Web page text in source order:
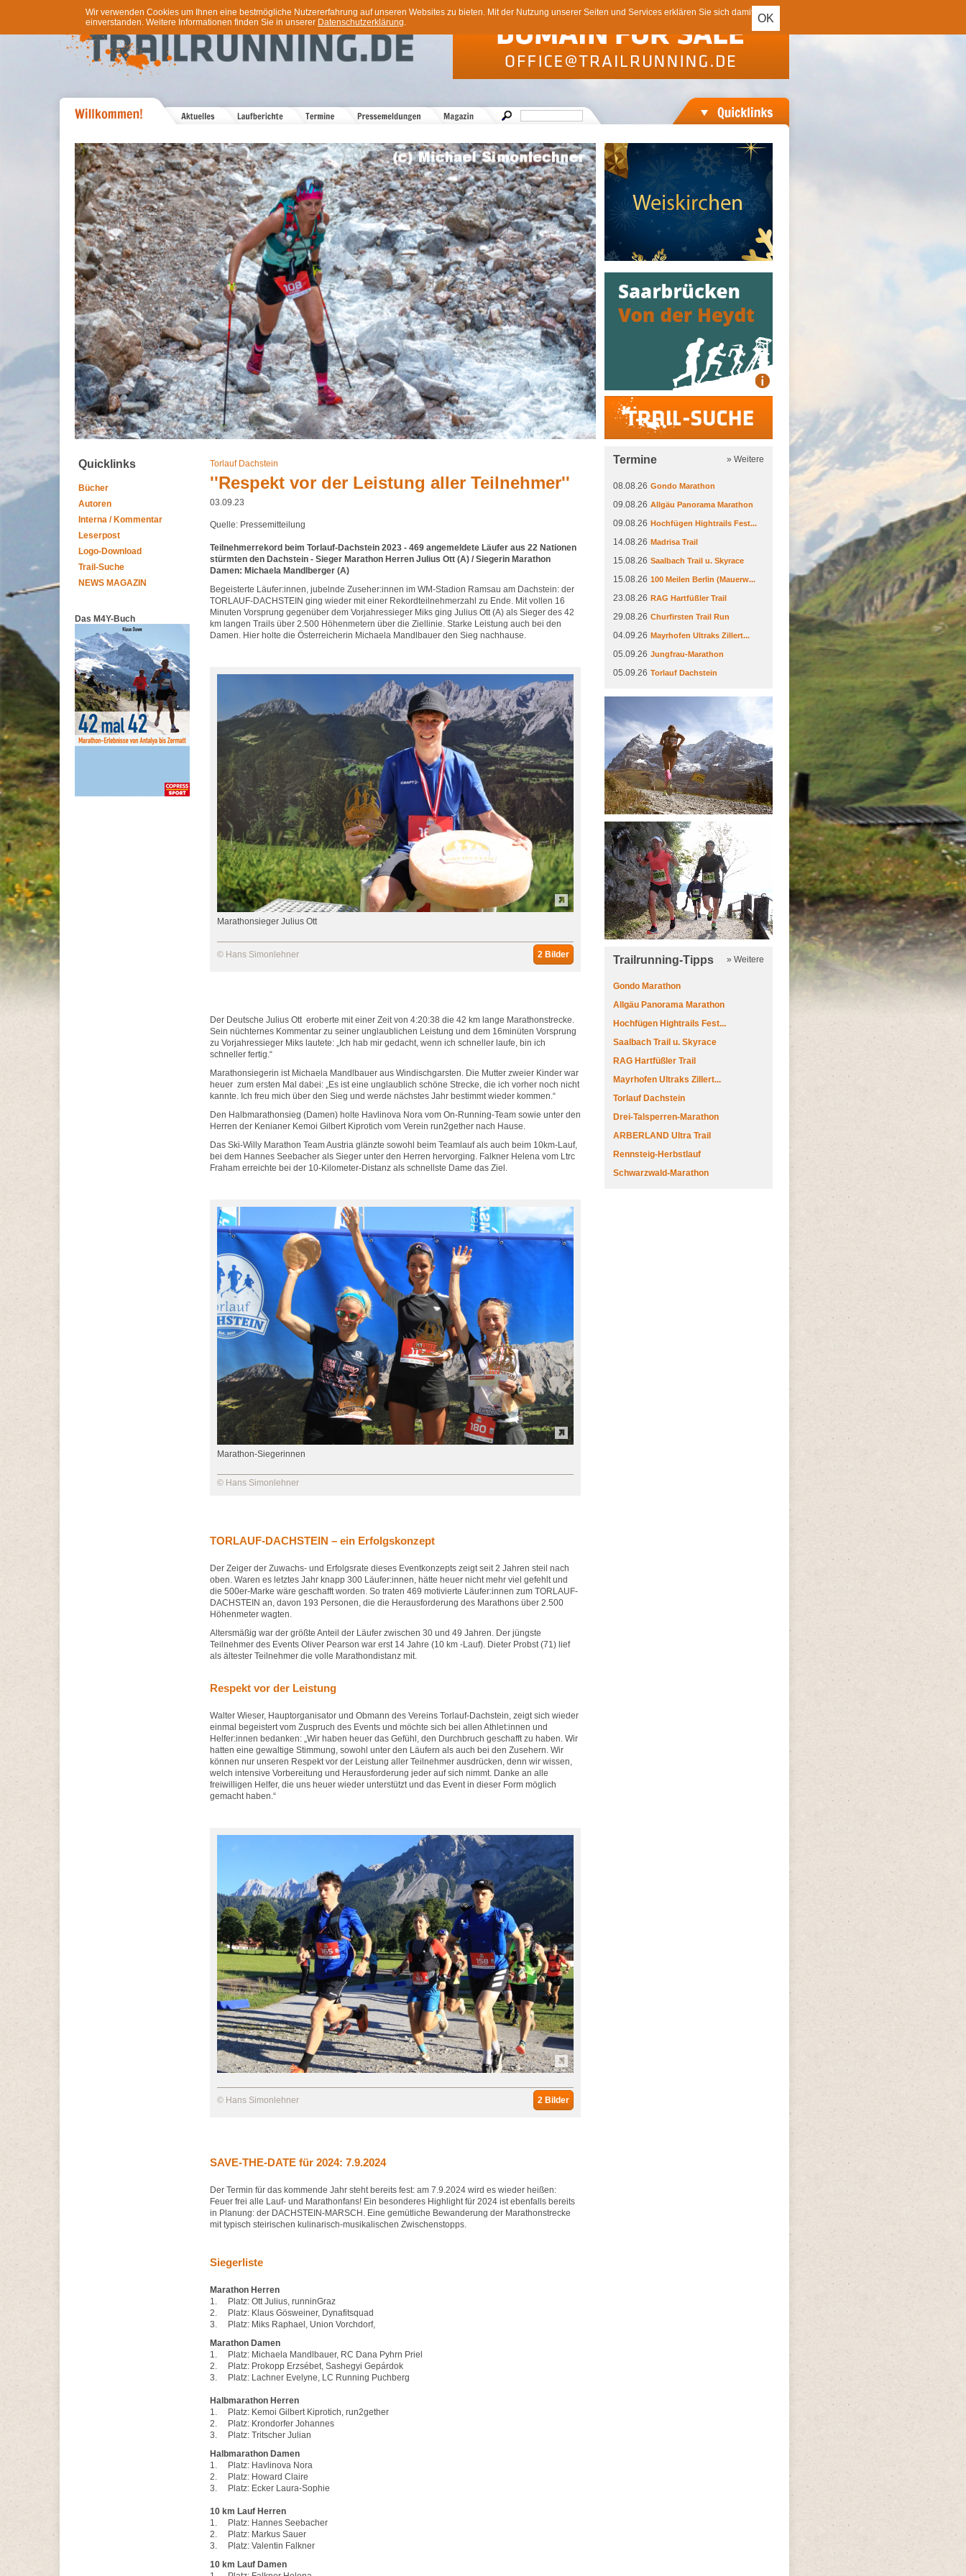
OK
Wir verwenden Cookies um Ihnen eine bestmögliche Nutzererfahrung auf unseren Websites zu bieten. Mit der Nutzung unserer Seiten und Services erklären Sie sich damit
einverstanden. Weitere Informationen finden Sie in unserer Datenschutzerklärung.
Quicklinks
Bücher
Autoren
Interna / Kommentar
Leserpost
Logo-Download
Trail-Suche
NEWS MAGAZIN
Das M4Y-Buch
Torlauf Dachstein
''Respekt vor der Leistung aller Teilnehmer''
03.09.23
Quelle: Pressemitteilung
Teilnehmerrekord beim Torlauf-Dachstein 2023 - 469 angemeldete Läufer aus 22 Nationen
stürmten den Dachstein - Sieger Marathon Herren Julius Ott (A) / Siegerin Marathon
Damen: Michaela Mandlberger (A)
Begeisterte Läufer:innen, jubelnde Zuseher:innen im WM-Stadion Ramsau am Dachstein: der
TORLAUF-DACHSTEIN ging wieder mit einer Rekordteilnehmerzahl zu Ende. Mit vollen 16
Minuten Vorsprung gegenüber dem Vorjahressieger Miks ging Julius Ott (A) als Sieger des 42
km langen Trails über 2.500 Höhenmetern über die Ziellinie. Starke Leistung auch bei den
Damen. Hier holte die Österreicherin Michaela Mandlbauer den Sieg nachhause.
Marathonsieger Julius Ott
© Hans Simonlehner 2 Bilder
Der Deutsche Julius Ott eroberte mit einer Zeit von 4:20:38 die 42 km lange Marathonstrecke.
Sein nüchternes Kommentar zu seiner unglaublichen Leistung und dem 16minüten Vorsprung
zu Vorjahressieger Miks lautete: „Ich hab mir gedacht, wenn ich schneller laufe, bin ich
schneller fertig.“
Marathonsiegerin ist Michaela Mandlbauer aus Windischgarsten. Die Mutter zweier Kinder war
heuer zum ersten Mal dabei: „Es ist eine unglaublich schöne Strecke, die ich vorher noch nicht
kannte. Ich freu mich über den Sieg und werde nächstes Jahr bestimmt wieder kommen.“
Den Halbmarathonsieg (Damen) holte Havlinova Nora vom On-Running-Team sowie unter den
Herren der Kenianer Kemoi Gilbert Kiprotich vom Verein run2gether nach Hause.
Das Ski-Willy Marathon Team Austria glänzte sowohl beim Teamlauf als auch beim 10km-Lauf,
bei dem Hannes Seebacher als Sieger unter den Herren hervorging. Falkner Helena vom Ltrc
Fraham erreichte bei der 10-Kilometer-Distanz als schnellste Dame das Ziel.
Marathon-Siegerinnen
© Hans Simonlehner
TORLAUF-DACHSTEIN – ein Erfolgskonzept
Der Zeiger der Zuwachs- und Erfolgsrate dieses Eventkonzepts zeigt seit 2 Jahren steil nach
oben. Waren es letztes Jahr knapp 300 Läufer:innen, hätte heuer nicht mehr viel gefehlt und
die 500er-Marke wäre geschafft worden. So traten 469 motivierte Läufer:innen zum TORLAUF-
DACHSTEIN an, davon 193 Personen, die die Herausforderung des Marathons über 2.500
Höhenmeter wagten.
Altersmäßig war der größte Anteil der Läufer zwischen 30 und 49 Jahren. Der jüngste
Teilnehmer des Events Oliver Pearson war erst 14 Jahre (10 km -Lauf). Dieter Probst (71) lief
als ältester Teilnehmer die volle Marathondistanz mit.
Respekt vor der Leistung
Walter Wieser, Hauptorganisator und Obmann des Vereins Torlauf-Dachstein, zeigt sich wieder
einmal begeistert vom Zuspruch des Events und möchte sich bei allen Athlet:innen und
Helfer:innen bedanken: „Wir haben heuer das Gefühl, den Durchbruch geschafft zu haben. Wir
hatten eine gewaltige Stimmung, sowohl unter den Läufern als auch bei den Zusehern. Wir
können nur unseren Respekt vor der Leistung aller Teilnehmer ausdrücken, denn wir wissen,
welch intensive Vorbereitung und Herausforderung jeder auf sich nimmt. Danke an alle
freiwilligen Helfer, die uns heuer wieder unterstützt und das Event in dieser Form möglich
gemacht haben.“
© Hans Simonlehner 2 Bilder
SAVE-THE-DATE für 2024: 7.9.2024
Der Termin für das kommende Jahr steht bereits fest: am 7.9.2024 wird es wieder heißen:
Feuer frei alle Lauf- und Marathonfans! Ein besonderes Highlight für 2024 ist ebenfalls bereits
in Planung: der DACHSTEIN-MARSCH. Eine gemütliche Bewanderung der Marathonstrecke
mit typisch steirischen kulinarisch-musikalischen Zwischenstopps.
Siegerliste
Marathon Herren
1. Platz: Ott Julius, runninGraz
2. Platz: Klaus Gösweiner, Dynafitsquad
3. Platz: Miks Raphael, Union Vorchdorf,
Marathon Damen
1. Platz: Michaela Mandlbauer, RC Dana Pyhrn Priel
2. Platz: Prokopp Erzsébet, Sashegyi Gepárdok
3. Platz: Lachner Evelyne, LC Running Puchberg
Halbmarathon Herren
1. Platz: Kemoi Gilbert Kiprotich, run2gether
2. Platz: Krondorfer Johannes
3. Platz: Tritscher Julian
Halbmarathon Damen
1. Platz: Havlinova Nora
2. Platz: Howard Claire
3. Platz: Ecker Laura-Sophie
10 km Lauf Herren
1. Platz: Hannes Seebacher
2. Platz: Markus Sauer
3. Platz: Valentin Falkner
10 km Lauf Damen
Termine » Weitere
08.08.26 Gondo Marathon
09.08.26 Allgäu Panorama Marathon
09.08.26 Hochfügen Hightrails Fest...
14.08.26 Madrisa Trail
15.08.26 Saalbach Trail u. Skyrace
15.08.26 100 Meilen Berlin (Mauerw...
23.08.26 RAG Hartfüßler Trail
29.08.26 Churfirsten Trail Run
04.09.26 Mayrhofen Ultraks Zillert...
05.09.26 Jungfrau-Marathon
05.09.26 Torlauf Dachstein
Trailrunning-Tipps » Weitere
Gondo Marathon
Allgäu Panorama Marathon
Hochfügen Hightrails Fest...
Saalbach Trail u. Skyrace
RAG Hartfüßler Trail
Mayrhofen Ultraks Zillert...
Torlauf Dachstein
Drei-Talsperren-Marathon
ARBERLAND Ultra Trail
Rennsteig-Herbstlauf
Schwarzwald-Marathon